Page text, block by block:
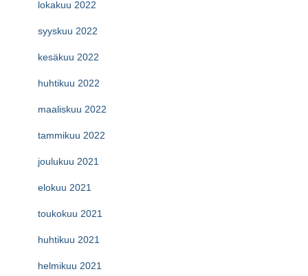
lokakuu 2022
syyskuu 2022
kesäkuu 2022
huhtikuu 2022
maaliskuu 2022
tammikuu 2022
joulukuu 2021
elokuu 2021
toukokuu 2021
huhtikuu 2021
helmikuu 2021